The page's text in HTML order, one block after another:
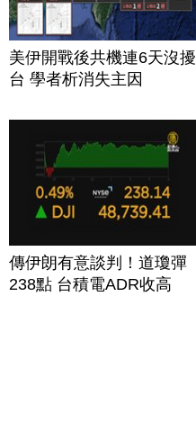
美伊開戰後共機連6天沒擾
台 學者析消失主因
傳伊朗有意談判！道瓊彈
238點 台積電ADR收高